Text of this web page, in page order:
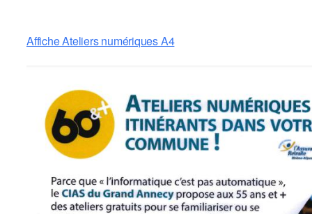
Affiche Ateliers numériques A4